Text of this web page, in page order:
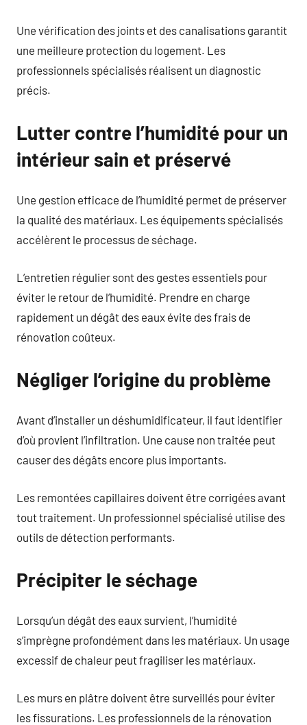
Une vérification des joints et des canalisations garantit
une meilleure protection du logement. Les
professionnels spécialisés réalisent un diagnostic
précis.
Lutter contre l’humidité pour un
intérieur sain et préservé
Une gestion efficace de l’humidité permet de préserver
la qualité des matériaux. Les équipements spécialisés
accélèrent le processus de séchage.
L’entretien régulier sont des gestes essentiels pour
éviter le retour de l’humidité. Prendre en charge
rapidement un dégât des eaux évite des frais de
rénovation coûteux.
Négliger l’origine du problème
Avant d’installer un déshumidificateur, il faut identifier
d’où provient l’infiltration. Une cause non traitée peut
causer des dégâts encore plus importants.
Les remontées capillaires doivent être corrigées avant
tout traitement. Un professionnel spécialisé utilise des
outils de détection performants.
Précipiter le séchage
Lorsqu’un dégât des eaux survient, l’humidité
s’imprègne profondément dans les matériaux. Un usage
excessif de chaleur peut fragiliser les matériaux.
Les murs en plâtre doivent être surveillés pour éviter
les fissurations. Les professionnels de la rénovation